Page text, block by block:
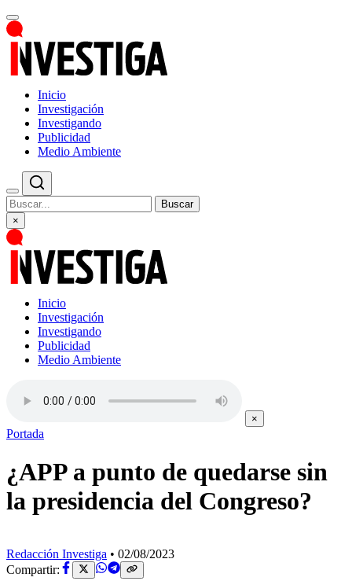
Inicio
Investigación
Investigando
Publicidad
Medio Ambiente
Buscar
×
Inicio
Investigación
Investigando
Publicidad
Medio Ambiente
×
Portada
¿APP a punto de quedarse sin
la presidencia del Congreso?
Redacción Investiga • 02/08/2023
Compartir: